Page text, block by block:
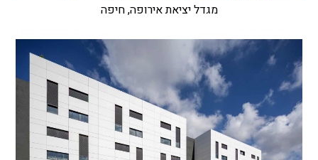
מגדל יציאת אירופה, חיפה